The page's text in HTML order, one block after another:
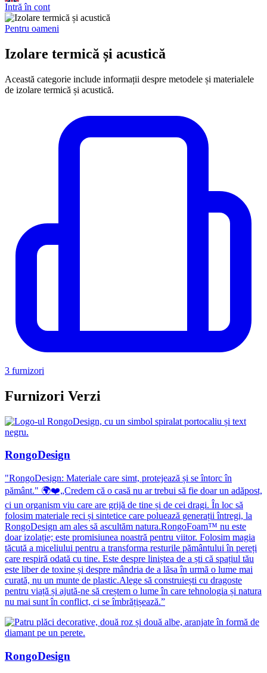
Intră în cont
Pentru oameni
Izolare termică și acustică
Această categorie include informații despre metodele și materialele
de izolare termică și acustică.
3 furnizori
Furnizori Verzi
RongoDesign
"RongoDesign: Materiale care simt, protejează și se întorc în
pământ." 🌍❤️„Credem că o casă nu ar trebui să fie doar un adăpost,
ci un organism viu care are grijă de tine și de cei dragi. În loc să
folosim materiale reci și sintetice care poluează generații întregi, la
RongoDesign am ales să ascultăm natura.RongoFoam™ nu este
doar izolație; este promisiunea noastră pentru viitor. Folosim magia
tăcută a miceliului pentru a transforma resturile pământului în pereți
care respiră odată cu tine. Este despre liniștea de a ști că spațiul tău
este liber de toxine și despre mândria de a lăsa în urmă o lume mai
curată, nu un munte de plastic.Alege să construiești cu dragoste
pentru viață și ajută-ne să creștem o lume în care tehnologia și natura
nu mai sunt în conflict, ci se îmbrățișează.”
RongoDesign